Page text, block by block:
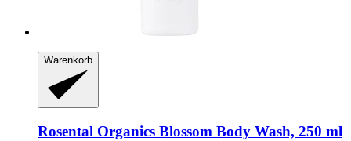
Warenkorb
Rosental Organics Blossom Body Wash, 250 ml